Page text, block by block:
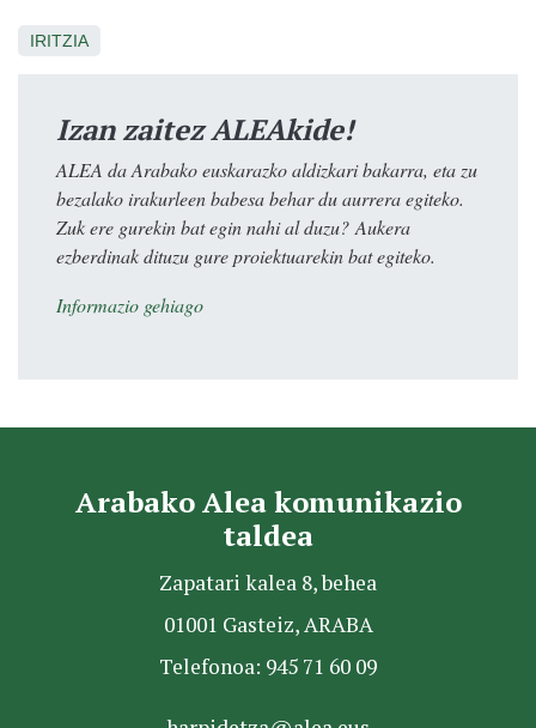
IRITZIA
Izan zaitez ALEAkide!
ALEA da Arabako euskarazko aldizkari bakarra, eta zu
bezalako irakurleen babesa behar du aurrera egiteko.
Zuk ere gurekin bat egin nahi al duzu? Aukera
ezberdinak dituzu gure proiektuarekin bat egiteko.
Informazio gehiago
Arabako Alea komunikazio
taldea
Zapatari kalea 8, behea
01001 Gasteiz, ARABA
Telefonoa: 945 71 60 09